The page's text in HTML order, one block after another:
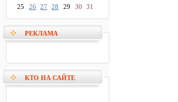
25
26 27 28 29 30 31
РЕКЛАМА
КТО НА САЙТЕ